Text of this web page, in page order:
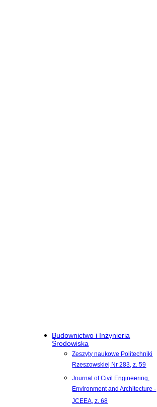
Budownictwo i Inżynieria
Środowiska
Zeszyty naukowe Politechniki
Rzeszowskiej Nr 283, z. 59
Journal of Civil Engineering,
Environment and Architecture -
JCEEA, z. 68